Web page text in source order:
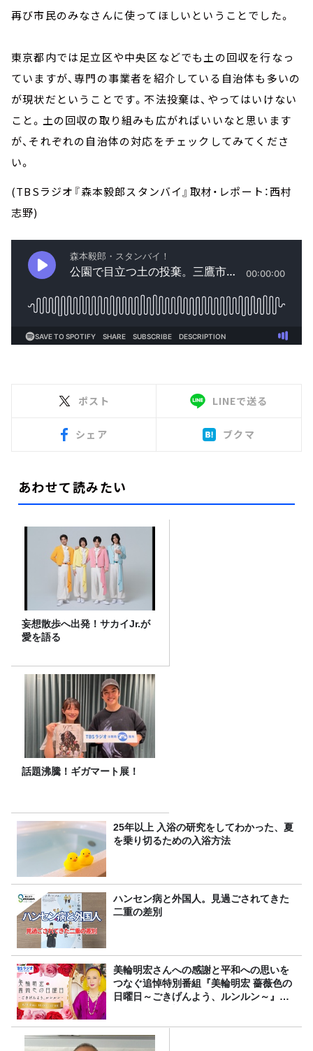
再び市民のみなさんに使ってほしいということでした。
東京都内では足立区や中央区などでも土の回収を行なっ
ていますが、専門の事業者を紹介している自治体も多いの
が現状だということです。不法投棄は、やってはいけない
こと。土の回収の取り組みも広がればいいなと思います
が、それぞれの自治体の対応をチェックしてみてくださ
い。
(TBSラジオ『森本毅郎スタンバイ』取材・レポート：西村
志野)
ポスト LINEで送る
シェア ブクマ
あわせて読みたい
妄想散歩へ出発！サカイJr.が
愛を語る
話題沸騰！ギガマート展！
25年以上 入浴の研究をしてわかった、夏
を乗り切るための入浴方法
ハンセン病と外国人。見過ごされてきた
二重の差別
美輪明宏さんへの感謝と平和への思いを
つなぐ追悼特別番組『美輪明宏 薔薇色の
日曜日～ごきげんよう、ルンルン～』